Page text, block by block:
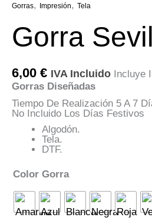
Gorras, Impresión, Tela
Gorra
6,00 € IVA Incluido Incluye
Gorras Diseñadas
Tiempo De Realización 5 A 7
No Incluido Los Días Festivos
Algodón.
Tela.
DTF.
Color Gorra